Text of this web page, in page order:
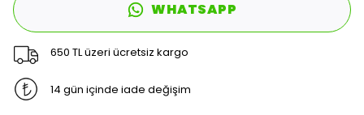
WHATSAPP
650 TL üzeri ücretsiz kargo
14 gün içinde iade değişim